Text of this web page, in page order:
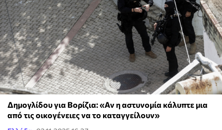
Δημογλίδου για Βορίζια: «Αν η αστυνομία κάλυπτε μια
από τις οικογένειες να το καταγγείλουν»